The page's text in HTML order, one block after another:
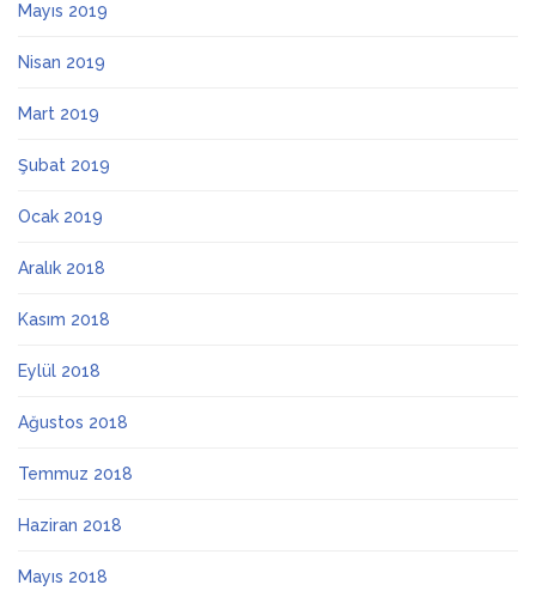
Mayıs 2019
Nisan 2019
Mart 2019
Şubat 2019
Ocak 2019
Aralık 2018
Kasım 2018
Eylül 2018
Ağustos 2018
Temmuz 2018
Haziran 2018
Mayıs 2018